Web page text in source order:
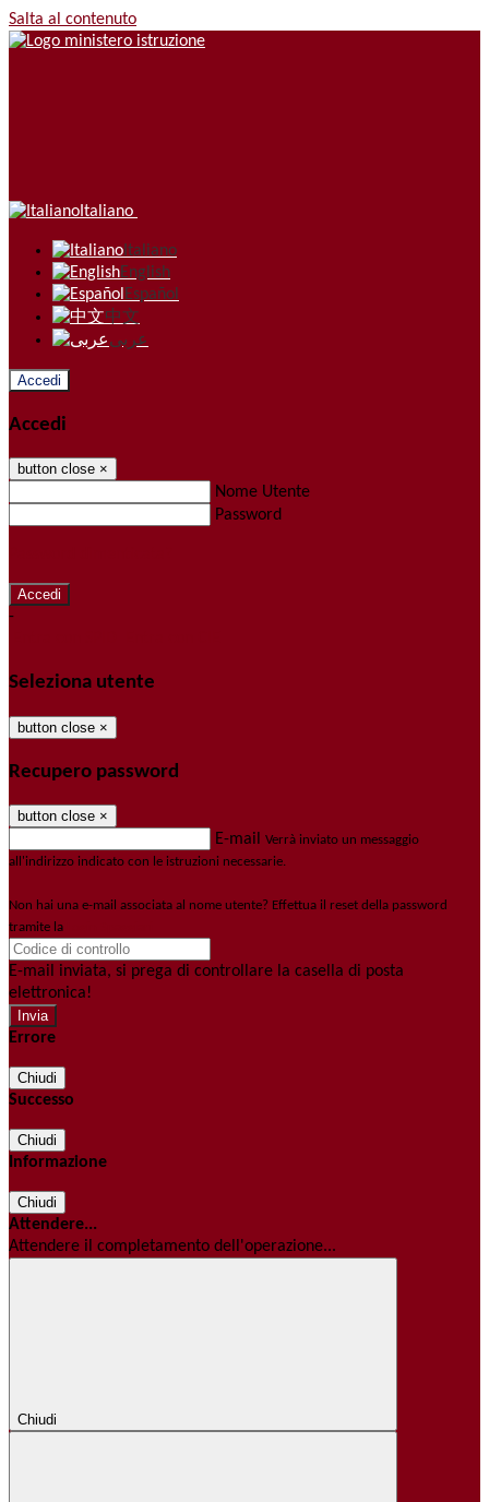
Salta al contenuto
Italiano
Italiano
English
Español
中文
عربى
Accedi
Accedi
button close ×
Nome Utente
Password
-
Seleziona utente
button close ×
Recupero password
button close ×
E-mail Verrà inviato un messaggio
all'indirizzo indicato con le istruzioni necessarie.
Non hai una e-mail associata al nome utente? Effettua il reset della password
tramite la
E-mail inviata, si prega di controllare la casella di posta
elettronica!
Errore
Chiudi
Successo
Chiudi
Informazione
Chiudi
Attendere...
Attendere il completamento dell'operazione...
Chiudi